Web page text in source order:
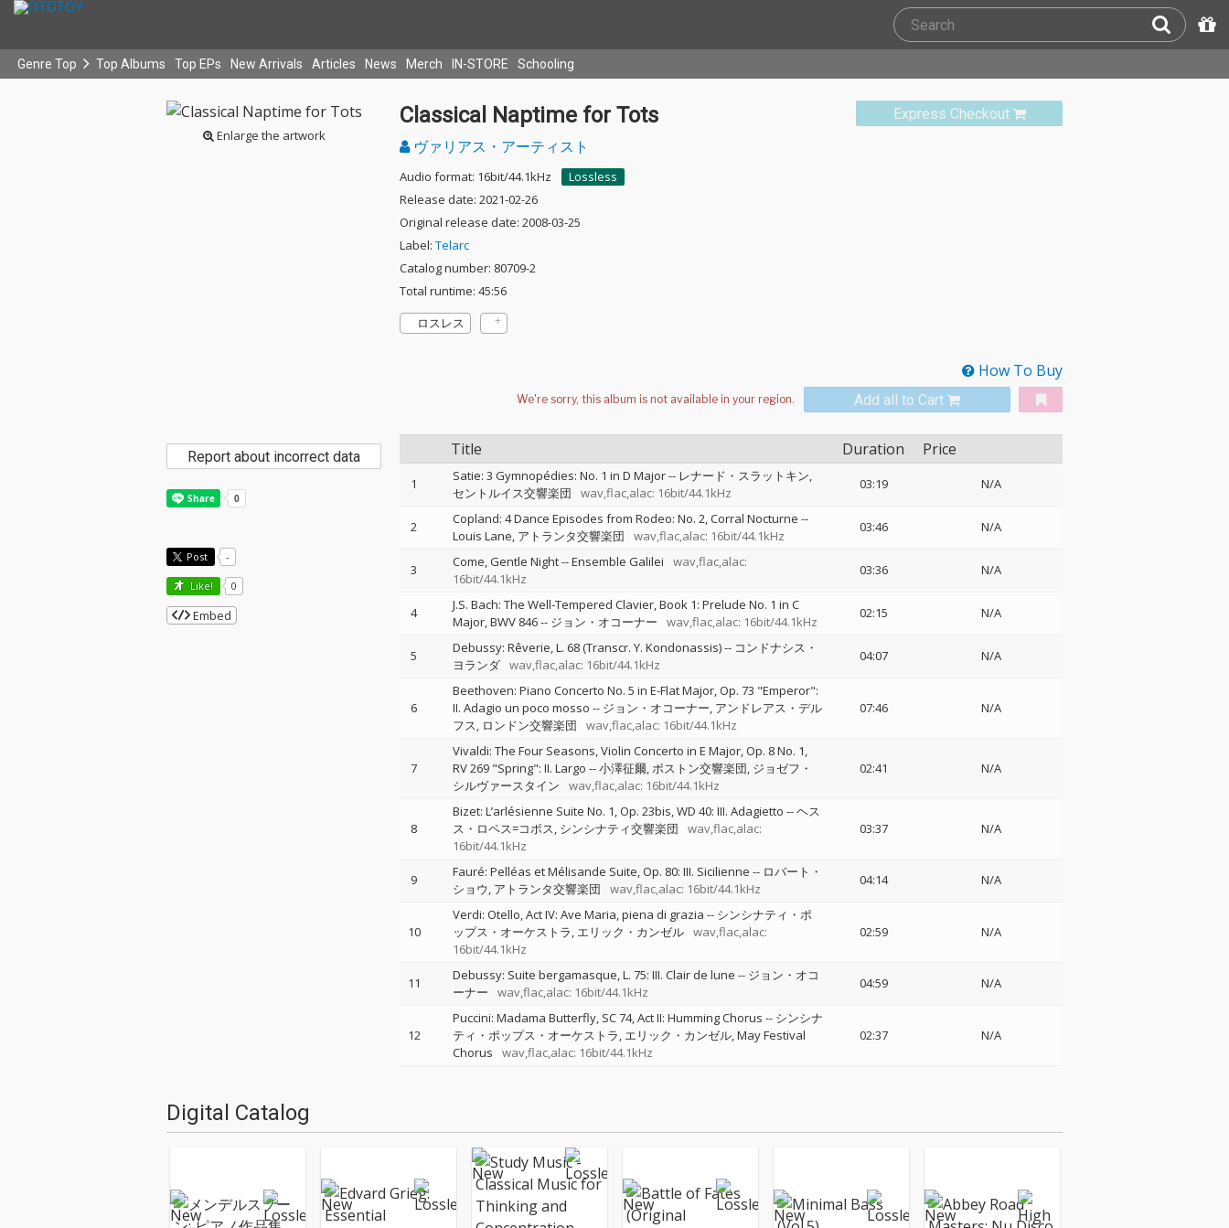
Genre Top Top Albums Top EPs New Arrivals Articles News Merch IN-STORE Schooling
Enlarge the artwork
Express Checkout
Classical Naptime for Tots
ヴァリアス・アーティスト
Audio format: 16bit/44.1kHz
Lossless
Release date: 2021-02-26
Original release date: 2008-03-25
Label: Telarc
Catalog number: 80709-2
Total runtime: 45:56
ロスレス
How To Buy
Add all to Cart
Title Duration Price
1 Satie: 3 Gymnopédies: No. 1 in D Major-- レナード・スラットキン
セントルイス交響楽団
wav,flac,alac: 16bit/44.1kHz
03:19 N/A
2 Copland: 4 Dance Episodes from Rodeo: No. 2, Corral Nocturne --
Louis Lane アトランタ交響楽団 wav,flac,alac: 16bit/44.1kHz
03:46 N/A
3 Come, Gentle Night--Ensemble Galilei
wav,flac,alac:
16bit/44.1kHz
03:36 N/A
4
J.S. Bach: The Well-Tempered Clavier, Book 1: Prelude No. 1 in C
Major, BWV 846-- ジョン・オコーナー wav,flac,alac: 16bit/44.1kHz
02:15 N/A
5 Debussy: Rêverie, L. 68 (Transcr. Y. Kondonassis)-- コンドナシス・
ヨランダ wav,flac,alac: 16bit/44.1kHz
04:07 N/A
6
Beethoven: Piano Concerto No. 5 in E-Flat Major, Op. 73 "Emperor":
II. Adagio un poco mosso -- ジョン・オコーナー アンドレアス・デル
フス ロンドン交響楽団 wav,flac,alac: 16bit/44.1kHz
07:46 N/A
7
Vivaldi: The Four Seasons, Violin Concerto in E Major, Op. 8 No. 1,
RV 269 "Spring": II. Largo --小澤征爾 ボストン交響楽団 ジョゼフ・
シルヴァースタイン
wav,flac,alac: 16bit/44.1kHz
02:41 N/A
8
Bizet: L’arlésienne Suite No. 1, Op. 23bis, WD 40: III. Adagietto --ヘス
ス・ロペス=コボス シンシナティ交響楽団
wav,flac,alac:
16bit/44.1kHz
03:37 N/A
9 Fauré: Pelléas et Mélisande Suite, Op. 80: III. Sicilienne -- ロバート・
ショウ アトランタ交響楽団 wav,flac,alac: 16bit/44.1kHz
04:14 N/A
10
Verdi: Otello, Act IV: Ave Maria, piena di grazia -- シンシナティ・ポ
ップス・オーケストラ エリック・カンゼル wav,flac,alac:
16bit/44.1kHz
02:59 N/A
11 Debussy: Suite bergamasque, L. 75: III. Clair de lune -- ジョン・オコ
ーナー
wav,flac,alac: 16bit/44.1kHz
04:59 N/A
12
Puccini: Madama Butterfly, SC 74, Act II: Humming Chorus -- シンシナ
ティ・ポップス・オーケストラ エリック・カンゼル May Festival
Chorus
wav,flac,alac: 16bit/44.1kHz
02:37 N/A
Report about incorrect data
Post -
Like! 0
Embed
Digital Catalog